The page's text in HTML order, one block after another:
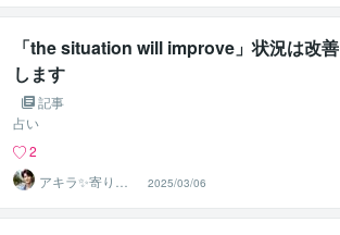
安の相談室
「the situation will improve」状況は改善
します
記事
占い
2
アキラ✨寄り添
う聴き手 迷い不
安の相談室
2025/03/06